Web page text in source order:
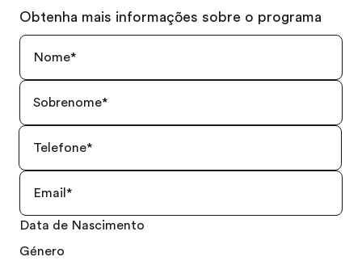
Obtenha mais informações sobre o programa
Data de Nascimento
Género